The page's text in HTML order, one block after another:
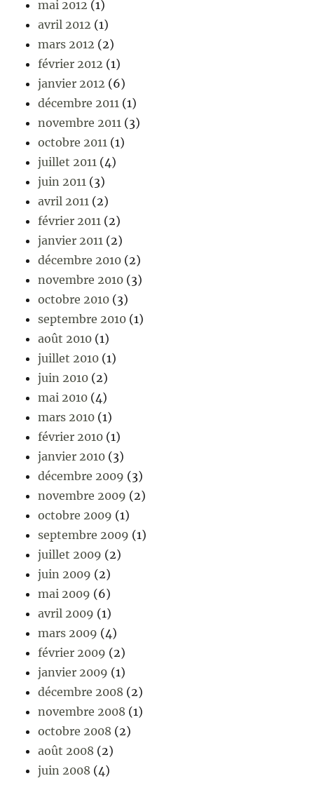
mai 2012 (1)
avril 2012 (1)
mars 2012 (2)
février 2012 (1)
janvier 2012 (6)
décembre 2011 (1)
novembre 2011 (3)
octobre 2011 (1)
juillet 2011 (4)
juin 2011 (3)
avril 2011 (2)
février 2011 (2)
janvier 2011 (2)
décembre 2010 (2)
novembre 2010 (3)
octobre 2010 (3)
septembre 2010 (1)
août 2010 (1)
juillet 2010 (1)
juin 2010 (2)
mai 2010 (4)
mars 2010 (1)
février 2010 (1)
janvier 2010 (3)
décembre 2009 (3)
novembre 2009 (2)
octobre 2009 (1)
septembre 2009 (1)
juillet 2009 (2)
juin 2009 (2)
mai 2009 (6)
avril 2009 (1)
mars 2009 (4)
février 2009 (2)
janvier 2009 (1)
décembre 2008 (2)
novembre 2008 (1)
octobre 2008 (2)
août 2008 (2)
juin 2008 (4)